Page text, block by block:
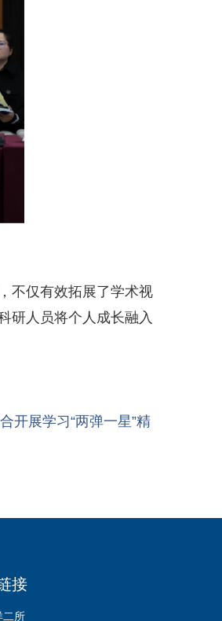
不仅有效拓展了学术视
研人员将个人成长融入
开展学习“两弹一星”精
接
二所